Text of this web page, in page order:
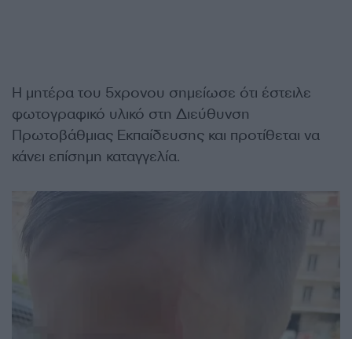
Η μητέρα του 5χρονου σημείωσε ότι έστειλε
φωτογραφικό υλικό στη Διεύθυνση
Πρωτοβάθμιας Εκπαίδευσης και προτίθεται να
κάνει επίσημη καταγγελία.